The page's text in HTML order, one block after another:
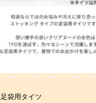
足袋用タイツ